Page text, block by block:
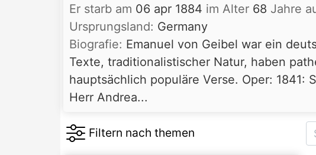
Er starb am 06 apr 1884 im Alter 68 Jahre
Ursprungsland: Germany
Biografie: Emanuel von Geibel war ein
Texte, traditionalistischer Natur, haben
hauptsächlich populäre Verse. Oper: 1841:
Herr Andrea...